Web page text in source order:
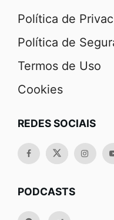
Política de
Política de
Termos de Uso
Cookies
REDES SOCIAIS
PODCASTS